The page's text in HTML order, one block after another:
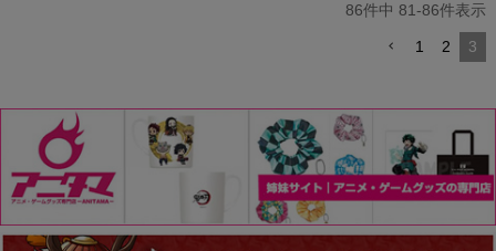
86件中 81-86件表示
1 2 3